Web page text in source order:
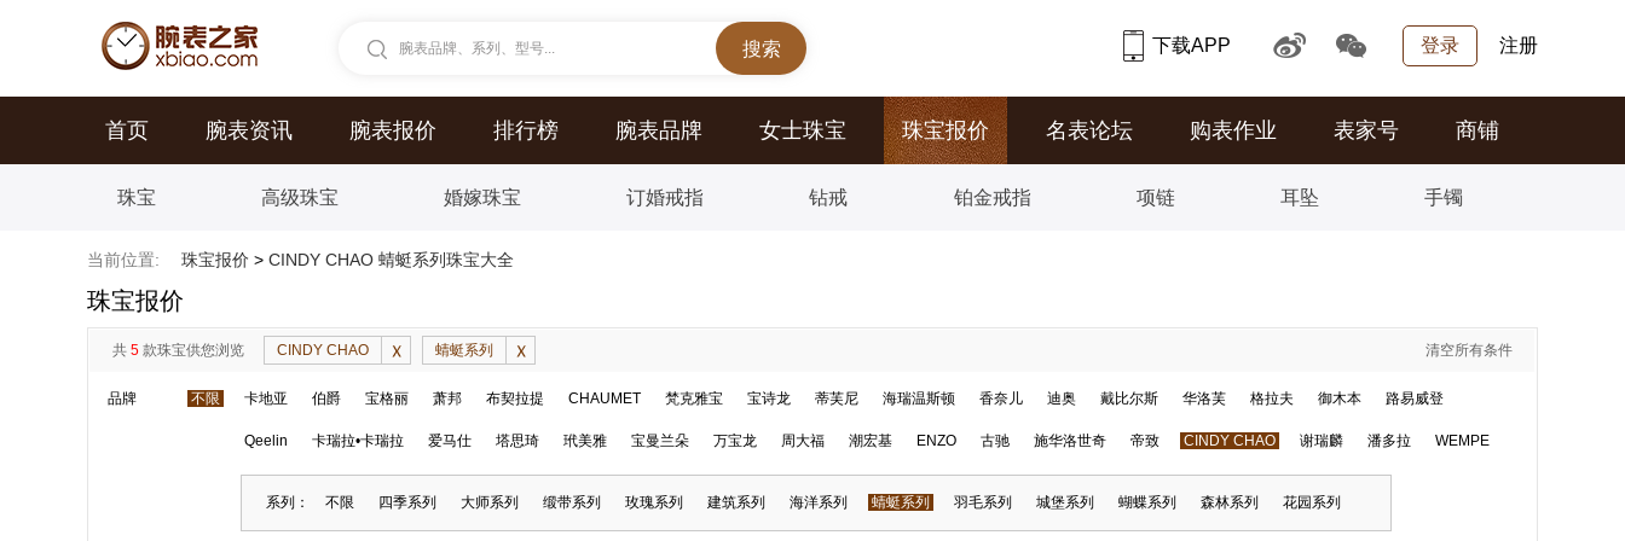
腕表品牌、系列、型号... 登录 注册
下载APP
首页 腕表资讯 腕表报价 排行榜 腕表品牌 女士珠宝 珠宝报价 名表论坛 购表作业 表家号 商铺
珠宝 高级珠宝 婚嫁珠宝 订婚戒指 钻戒 铂金戒指 项链 耳坠 手镯
当前位置: 珠宝报价 > CINDY CHAO 蜻蜓系列珠宝大全
珠宝报价
共 5 款珠宝供您浏览 CINDY CHAO 蜻蜓系列 清空所有条件
品牌 不限 卡地亚 伯爵 宝格丽 萧邦 布契拉提 CHAUMET 梵克雅宝 宝诗龙 蒂芙尼 海瑞温斯顿 香奈儿 迪奥 戴比尔斯 华洛芙 格拉夫 御木本 路易威登
Qeelin 卡瑞拉•卡瑞拉 爱马仕 塔思琦 玳美雅 宝曼兰朵 万宝龙 周大福 潮宏基 ENZO 古驰 施华洛世奇 帝致 CINDY CHAO 谢瑞麟 潘多拉 WEMPE
系列： 不限 四季系列 大师系列 缎带系列 玫瑰系列 建筑系列 海洋系列 蜻蜓系列 羽毛系列 城堡系列 蝴蝶系列 森林系列 花园系列